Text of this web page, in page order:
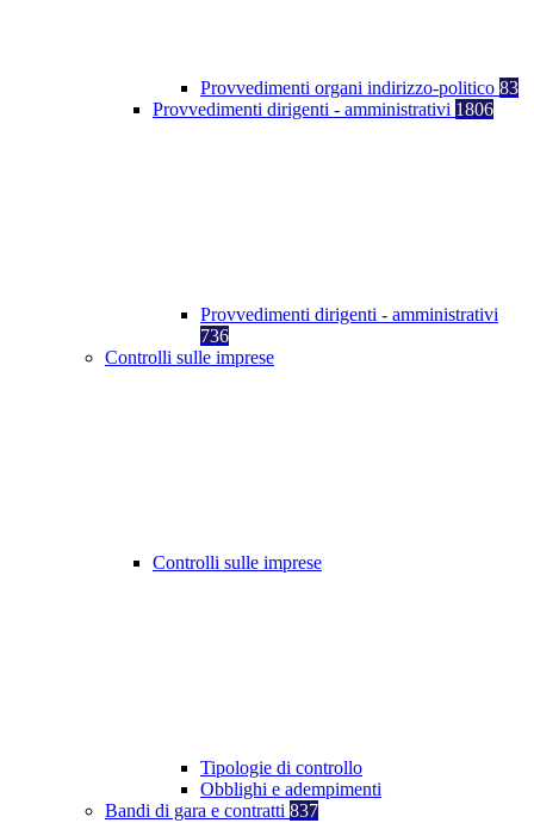
Provvedimenti organi indirizzo-politico 83
Provvedimenti dirigenti - amministrativi 1806
Provvedimenti dirigenti - amministrativi
736
Controlli sulle imprese
Controlli sulle imprese
Tipologie di controllo
Obblighi e adempimenti
Bandi di gara e contratti 837